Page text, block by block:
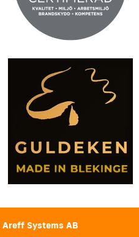
Areff Systems AB